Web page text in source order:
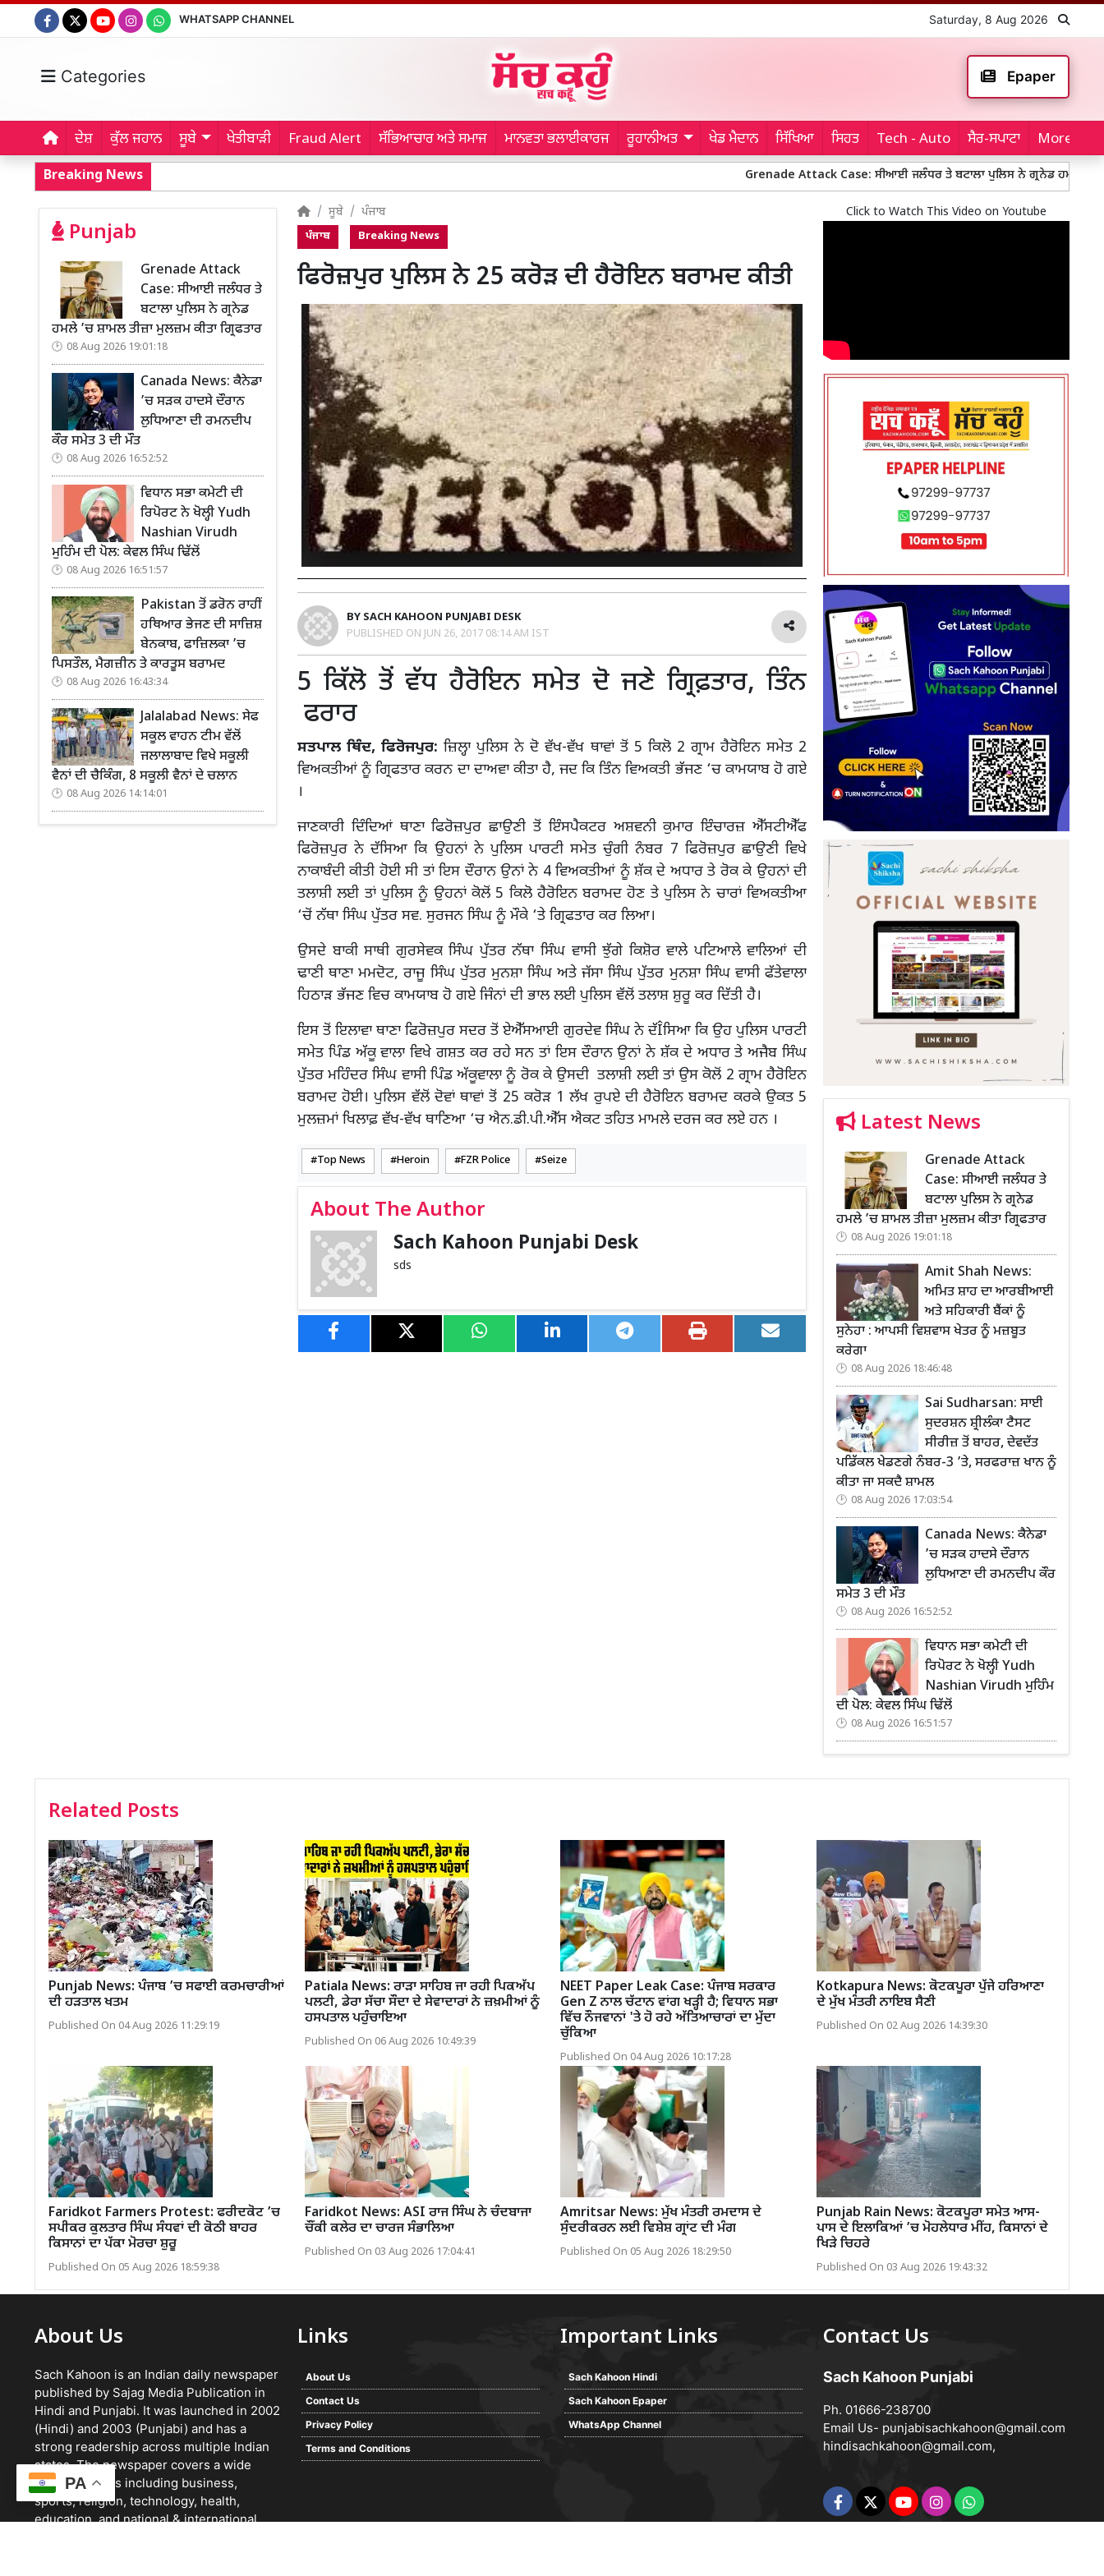
WHATSAPP CHANNEL Saturday, 8 Aug 2026
Categories Epaper
ਦੇਸ਼ ਕੁੱਲ ਜਹਾਨ ਸੂਬੇ ਖੇਤੀਬਾੜੀ Fraud Alert ਸੱਭਿਆਚਾਰ ਅਤੇ ਸਮਾਜ ਮਾਨਵਤਾ ਭਲਾਈਕਾਰਜ ਰੂਹਾਨੀਅਤ ਖੇਡ ਮੈਦਾਨ ਸਿੱਖਿਆ ਸਿਹਤ Tech - Auto ਸੈਰ-ਸਪਾਟਾ More...
Breaking News Grenade Attack Case: ਸੀਆਈ ਜਲੰਧਰ ਤੇ ਬਟਾਲਾ ਪੁਲਿਸ ਨੇ ਗ੍ਰਨੇਡ ਹਮਲੇ ’ਚ ਸ਼ਾਮਲ ਤੀਜ਼ਾ
Punjab
Grenade Attack
Case: ਸੀਆਈ ਜਲੰਧਰ ਤੇ
ਬਟਾਲਾ ਪੁਲਿਸ ਨੇ ਗ੍ਰਨੇਡ
ਹਮਲੇ ’ਚ ਸ਼ਾਮਲ ਤੀਜ਼ਾ ਮੁਲਜ਼ਮ ਕੀਤਾ ਗ੍ਰਿਫਤਾਰ
08 Aug 2026 19:01:18
Canada News: ਕੈਨੇਡਾ
’ਚ ਸੜਕ ਹਾਦਸੇ ਦੌਰਾਨ
ਲੁਧਿਆਣਾ ਦੀ ਰਮਨਦੀਪ
ਕੌਰ ਸਮੇਤ 3 ਦੀ ਮੌਤ
08 Aug 2026 16:52:52
ਵਿਧਾਨ ਸਭਾ ਕਮੇਟੀ ਦੀ
ਰਿਪੋਰਟ ਨੇ ਖੋਲ੍ਹੀ Yudh
Nashian Virudh
ਮੁਹਿੰਮ ਦੀ ਪੋਲ: ਕੇਵਲ ਸਿੰਘ ਢਿੱਲੋਂ
08 Aug 2026 16:51:57
Pakistan ਤੋਂ ਡਰੋਨ ਰਾਹੀਂ
ਹਥਿਆਰ ਭੇਜਣ ਦੀ ਸਾਜ਼ਿਸ਼
ਬੇਨਕਾਬ, ਫਾਜ਼ਿਲਕਾ ’ਚ
ਪਿਸਤੌਲ, ਮੈਗਜ਼ੀਨ ਤੇ ਕਾਰਤੂਸ ਬਰਾਮਦ
08 Aug 2026 16:43:34
Jalalabad News: ਸੇਫ
ਸਕੂਲ ਵਾਹਨ ਟੀਮ ਵੱਲੋਂ
ਜਲਾਲਾਬਾਦ ਵਿਖੇ ਸਕੂਲੀ
ਵੈਨਾਂ ਦੀ ਚੈਕਿੰਗ, 8 ਸਕੂਲੀ ਵੈਨਾਂ ਦੇ ਚਲਾਨ
08 Aug 2026 14:14:01
ਸੂਬੇ ਪੰਜਾਬ
ਪੰਜਾਬ Breaking News
ਫਿਰੋਜ਼ਪੁਰ ਪੁਲਿਸ ਨੇ 25 ਕਰੋੜ ਦੀ ਹੈਰੋਇਨ ਬਰਾਮਦ ਕੀਤੀ
BY SACH KAHOON PUNJABI DESK
PUBLISHED ON JUN 26, 2017 08:14 AM IST
5 ਕਿੱਲੋ ਤੋਂ ਵੱਧ ਹੈਰੋਇਨ ਸਮੇਤ ਦੋ ਜਣੇ ਗ੍ਰਿਫ਼ਤਾਰ, ਤਿੰਨ
ਫਰਾਰ
ਸਤਪਾਲ ਥਿੰਦ, ਫਿਰੋਜਪੁਰ: ਜ਼ਿਲ੍ਹਾ ਪੁਲਿਸ ਨੇ ਦੋ ਵੱਖ-ਵੱਖ ਥਾਵਾਂ ਤੋਂ 5 ਕਿਲੋ 2 ਗ੍ਰਾਮ ਹੈਰੋਇਨ ਸਮੇਤ 2
ਵਿਅਕਤੀਆਂ ਨੂੰ ਗ੍ਰਿਫਤਾਰ ਕਰਨ ਦਾ ਦਾਅਵਾ ਕੀਤਾ ਹੈ, ਜਦ ਕਿ ਤਿੰਨ ਵਿਅਕਤੀ ਭੱਜਣ ‘ਚ ਕਾਮਯਾਬ ਹੋ ਗਏ
।
ਜਾਣਕਾਰੀ ਦਿੰਦਿਆਂ ਥਾਣਾ ਫਿਰੋਜ਼ਪੁਰ ਛਾਉਣੀ ਤੋਂ ਇੰਸਪੈਕਟਰ ਅਸ਼ਵਨੀ ਕੁਮਾਰ ਇੰਚਾਰਜ਼ ਐੱਸਟੀਐੱਫ
ਫਿਰੋਜ਼ਪੁਰ ਨੇ ਦੱਸਿਆ ਕਿ ਉਹਨਾਂ ਨੇ ਪੁਲਿਸ ਪਾਰਟੀ ਸਮੇਤ ਚੁੰਗੀ ਨੰਬਰ 7 ਫਿਰੋਜ਼ਪੁਰ ਛਾਉਣੀ ਵਿਖੇ
ਨਾਕਾਬੰਦੀ ਕੀਤੀ ਹੋਈ ਸੀ ਤਾਂ ਇਸ ਦੌਰਾਨ ਉਨਾਂ ਨੇ 4 ਵਿਅਕਤੀਆਂ ਨੂੰ ਸ਼ੱਕ ਦੇ ਅਧਾਰ ਤੇ ਰੋਕ ਕੇ ਉਹਨਾਂ ਦੀ
ਤਲਾਸ਼ੀ ਲਈ ਤਾਂ ਪੁਲਿਸ ਨੂੰ ਉਹਨਾਂ ਕੋਲੋਂ 5 ਕਿਲੋ ਹੈਰੋਇਨ ਬਰਾਮਦ ਹੋਣ ਤੇ ਪੁਲਿਸ ਨੇ ਚਾਰਾਂ ਵਿਅਕਤੀਆ
‘ਚੋਂ ਨੱਥਾ ਸਿੰਘ ਪੁੱਤਰ ਸਵ. ਸੁਰਜਨ ਸਿੰਘ ਨੂੰ ਮੌਕੇ ‘ਤੇ ਗ੍ਰਿਫਤਾਰ ਕਰ ਲਿਆ।
ਉਸਦੇ ਬਾਕੀ ਸਾਥੀ ਗੁਰਸੇਵਕ ਸਿੰਘ ਪੁੱਤਰ ਨੱਥਾ ਸਿੰਘ ਵਾਸੀ ਝੁੱਗੇ ਕਿਸ਼ੋਰ ਵਾਲੇ ਪਟਿਆਲੇ ਵਾਲਿਆਂ ਦੀ
ਢਾਣੀ ਥਾਣਾ ਮਮਦੋਟ, ਰਾਜੂ ਸਿੰਘ ਪੁੱਤਰ ਮੁਨਸ਼ਾ ਸਿੰਘ ਅਤੇ ਜੱਸਾ ਸਿੰਘ ਪੁੱਤਰ ਮੁਨਸ਼ਾ ਸਿੰਘ ਵਾਸੀ ਫੱਤੇਵਾਲਾ
ਹਿਠਾੜ ਭੱਜਣ ਵਿਚ ਕਾਮਯਾਬ ਹੋ ਗਏ ਜਿੰਨਾਂ ਦੀ ਭਾਲ ਲਈ ਪੁਲਿਸ ਵੱਲੋਂ ਤਲਾਸ਼ ਸ਼ੁਰੂ ਕਰ ਦਿੱਤੀ ਹੈ।
ਇਸ ਤੋਂ ਇਲਾਵਾ ਥਾਣਾ ਫਿਰੋਜ਼ਪੁਰ ਸਦਰ ਤੋਂ ਏਐੱਸਆਈ ਗੁਰਦੇਵ ਸਿੰਘ ਨੇ ਦੱÎਸਿਆ ਕਿ ਉਹ ਪੁਲਿਸ ਪਾਰਟੀ
ਸਮੇਤ ਪਿੰਡ ਅੱਕੂ ਵਾਲਾ ਵਿਖੇ ਗਸ਼ਤ ਕਰ ਰਹੇ ਸਨ ਤਾਂ ਇਸ ਦੌਰਾਨ ਉਨਾਂ ਨੇ ਸ਼ੱਕ ਦੇ ਅਧਾਰ ਤੇ ਅਜੈਬ ਸਿੰਘ
ਪੁੱਤਰ ਮਹਿੰਦਰ ਸਿੰਘ ਵਾਸੀ ਪਿੰਡ ਅੱਕੂਵਾਲਾ ਨੂੰ ਰੋਕ ਕੇ ਉਸਦੀ ਤਲਾਸ਼ੀ ਲਈ ਤਾਂ ਉਸ ਕੋਲੋਂ 2 ਗ੍ਰਾਮ ਹੈਰੋਇਨ
ਬਰਾਮਦ ਹੋਈ। ਪੁਲਿਸ ਵੱਲੋਂ ਦੋਵਾਂ ਥਾਵਾਂ ਤੋਂ 25 ਕਰੋੜ 1 ਲੱਖ ਰੁਪਏ ਦੀ ਹੈਰੋਇਨ ਬਰਾਮਦ ਕਰਕੇ ਉਕਤ 5
ਮੁਲਜ਼ਮਾਂ ਖਿਲਾਫ਼ ਵੱਖ-ਵੱਖ ਥਾਣਿਆ ‘ਚ ਐਨ.ਡੀ.ਪੀ.ਐੱਸ ਐਕਟ ਤਹਿਤ ਮਾਮਲੇ ਦਰਜ ਕਰ ਲਏ ਹਨ ।
Top News Heroin FZR Police Seize
About The Author
Sach Kahoon Punjabi Desk
sds
Click to Watch This Video on Youtube
Latest News
Grenade Attack
Case: ਸੀਆਈ ਜਲੰਧਰ ਤੇ
ਬਟਾਲਾ ਪੁਲਿਸ ਨੇ ਗ੍ਰਨੇਡ
ਹਮਲੇ ’ਚ ਸ਼ਾਮਲ ਤੀਜ਼ਾ ਮੁਲਜ਼ਮ ਕੀਤਾ ਗ੍ਰਿਫਤਾਰ
08 Aug 2026 19:01:18
Amit Shah News:
ਅਮਿਤ ਸ਼ਾਹ ਦਾ ਆਰਬੀਆਈ
ਅਤੇ ਸਹਿਕਾਰੀ ਬੈਂਕਾਂ ਨੂੰ
ਸੁਨੇਹਾ : ਆਪਸੀ ਵਿਸ਼ਵਾਸ ਖੇਤਰ ਨੂੰ ਮਜ਼ਬੂਤ
ਕਰੇਗਾ
08 Aug 2026 18:46:48
Sai Sudharsan: ਸਾਈ
ਸੁਦਰਸ਼ਨ ਸ਼੍ਰੀਲੰਕਾ ਟੈਸਟ
ਸੀਰੀਜ਼ ਤੋਂ ਬਾਹਰ, ਦੇਵਦੱਤ
ਪਡਿੱਕਲ ਖੇਡਣਗੇ ਨੰਬਰ-3 ’ਤੇ, ਸਰਫਰਾਜ਼ ਖਾਨ ਨੂੰ
ਕੀਤਾ ਜਾ ਸਕਦੈ ਸ਼ਾਮਲ
08 Aug 2026 17:03:54
Canada News: ਕੈਨੇਡਾ
’ਚ ਸੜਕ ਹਾਦਸੇ ਦੌਰਾਨ
ਲੁਧਿਆਣਾ ਦੀ ਰਮਨਦੀਪ ਕੌਰ
ਸਮੇਤ 3 ਦੀ ਮੌਤ
08 Aug 2026 16:52:52
ਵਿਧਾਨ ਸਭਾ ਕਮੇਟੀ ਦੀ
ਰਿਪੋਰਟ ਨੇ ਖੋਲ੍ਹੀ Yudh
Nashian Virudh ਮੁਹਿੰਮ
ਦੀ ਪੋਲ: ਕੇਵਲ ਸਿੰਘ ਢਿੱਲੋਂ
08 Aug 2026 16:51:57
Related Posts
Punjab News: ਪੰਜਾਬ ’ਚ ਸਫਾਈ ਕਰਮਚਾਰੀਆਂ
ਦੀ ਹੜਤਾਲ ਖਤਮ
Published On 04 Aug 2026 11:29:19
Patiala News: ਰਾੜਾ ਸਾਹਿਬ ਜਾ ਰਹੀ ਪਿਕਅੱਪ
ਪਲਟੀ, ਡੇਰਾ ਸੱਚਾ ਸੌਦਾ ਦੇ ਸੇਵਾਦਾਰਾਂ ਨੇ ਜ਼ਖ਼ਮੀਆਂ ਨੂੰ
ਹਸਪਤਾਲ ਪਹੁੰਚਾਇਆ
Published On 06 Aug 2026 10:49:39
NEET Paper Leak Case: ਪੰਜਾਬ ਸਰਕਾਰ
Gen Z ਨਾਲ ਚੱਟਾਨ ਵਾਂਗ ਖੜ੍ਹੀ ਹੈ; ਵਿਧਾਨ ਸਭਾ
ਵਿੱਚ ਨੌਜਵਾਨਾਂ 'ਤੇ ਹੋ ਰਹੇ ਅੱਤਿਆਚਾਰਾਂ ਦਾ ਮੁੱਦਾ
ਚੁੱਕਿਆ
Published On 04 Aug 2026 10:17:28
Kotkapura News: ਕੋਟਕਪੂਰਾ ਪੁੱਜੇ ਹਰਿਆਣਾ
ਦੇ ਮੁੱਖ ਮੰਤਰੀ ਨਾਇਬ ਸੈਣੀ
Published On 02 Aug 2026 14:39:30
Faridkot Farmers Protest: ਫਰੀਦਕੋਟ ’ਚ
ਸਪੀਕਰ ਕੁਲਤਾਰ ਸਿੰਘ ਸੰਧਵਾਂ ਦੀ ਕੋਠੀ ਬਾਹਰ
ਕਿਸਾਨਾਂ ਦਾ ਪੱਕਾ ਮੋਰਚਾ ਸ਼ੁਰੂ
Published On 05 Aug 2026 18:59:38
Faridkot News: ASI ਰਾਜ ਸਿੰਘ ਨੇ ਚੰਦਬਾਜਾ
ਚੌਂਕੀ ਕਲੇਰ ਦਾ ਚਾਰਜ ਸੰਭਾਲਿਆ
Published On 03 Aug 2026 17:04:41
Amritsar News: ਮੁੱਖ ਮੰਤਰੀ ਰਮਦਾਸ ਦੇ
ਸੁੰਦਰੀਕਰਨ ਲਈ ਵਿਸ਼ੇਸ਼ ਗ੍ਰਾਂਟ ਦੀ ਮੰਗ
Published On 05 Aug 2026 18:29:50
Punjab Rain News: ਕੋਟਕਪੂਰਾ ਸਮੇਤ ਆਸ-
ਪਾਸ ਦੇ ਇਲਾਕਿਆਂ ’ਚ ਮੋਹਲੇਧਾਰ ਮੀਂਹ, ਕਿਸਾਨਾਂ ਦੇ
ਖਿੜੇ ਚਿਹਰੇ
Published On 03 Aug 2026 19:43:32
About Us
Sach Kahoon is an Indian daily newspaper
published by Sajag Media Publication in
Hindi and Punjabi. It was launched in 2002
(Hindi) and 2003 (Punjabi) and has a
strong readership across multiple Indian
states. The newspaper covers a wide
range of topics including business,
sports, religion, technology, health,
education, and national & international
Links
About Us
Contact Us
Privacy Policy
Terms and Conditions
Important Links
Sach Kahoon Hindi
Sach Kahoon Epaper
WhatsApp Channel
Contact Us
Sach Kahoon Punjabi
Ph. 01666-238700
Email Us- punjabisachkahoon@gmail.com
hindisachkahoon@gmail.com,
PA